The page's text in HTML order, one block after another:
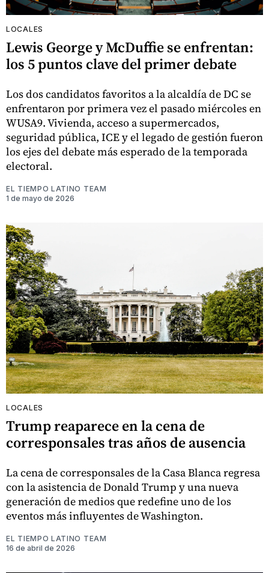
LOCALES
Lewis George y McDuffie se enfrentan:
los 5 puntos clave del primer debate
Los dos candidatos favoritos a la alcaldía de DC se
enfrentaron por primera vez el pasado miércoles en
WUSA9. Vivienda, acceso a supermercados,
seguridad pública, ICE y el legado de gestión fueron
los ejes del debate más esperado de la temporada
electoral.
EL TIEMPO LATINO TEAM
1 de mayo de 2026
LOCALES
Trump reaparece en la cena de
corresponsales tras años de ausencia
La cena de corresponsales de la Casa Blanca regresa
con la asistencia de Donald Trump y una nueva
generación de medios que redefine uno de los
eventos más influyentes de Washington.
EL TIEMPO LATINO TEAM
16 de abril de 2026